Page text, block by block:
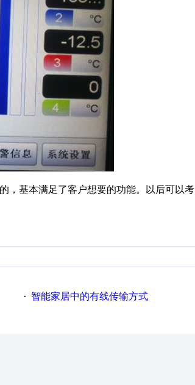
，基本满足了客户想要的功能。以后可以考
· 智能家居中的有线传输方式